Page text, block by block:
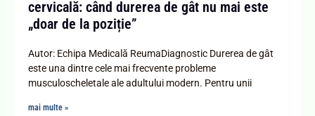
cervicală: când durerea de gât nu mai este
„doar de la poziție”
Autor: Echipa Medicală ReumaDiagnostic Durerea de gât
este una dintre cele mai frecvente probleme
musculoscheletale ale adultului modern. Pentru unii
mai multe »